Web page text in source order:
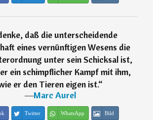
daß die unterscheidende
eines vernünftigen Wesens die
unter sein Schicksal ist,
ein schimpflicher Kampf mit ihm,
er den Tieren eigen ist.“
―Marc Aurel
Twitter WhatsApp Bild